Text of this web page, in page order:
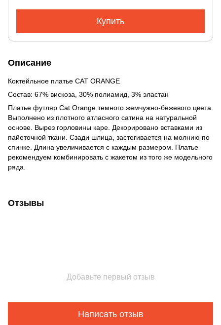
Купить
Описание
Коктейльное платье CAT ORANGE
Состав: 67% вискоза, 30% полиамид, 3% эластан
Платье футляр Cat Orange темного жемчужно-бежевого цвета.
Выполнено из плотного атласного сатина на натуральной
основе. Вырез горловины каре. Декорировано вставками из
пайеточной ткани. Сзади шлица, застегивается на молнию по
спинке. Длина увеличивается с каждым размером. Платье
рекомендуем комбинировать с жакетом из того же модельного
ряда.
Отзывы
Добавьте первый отзыв
Написать отзыв